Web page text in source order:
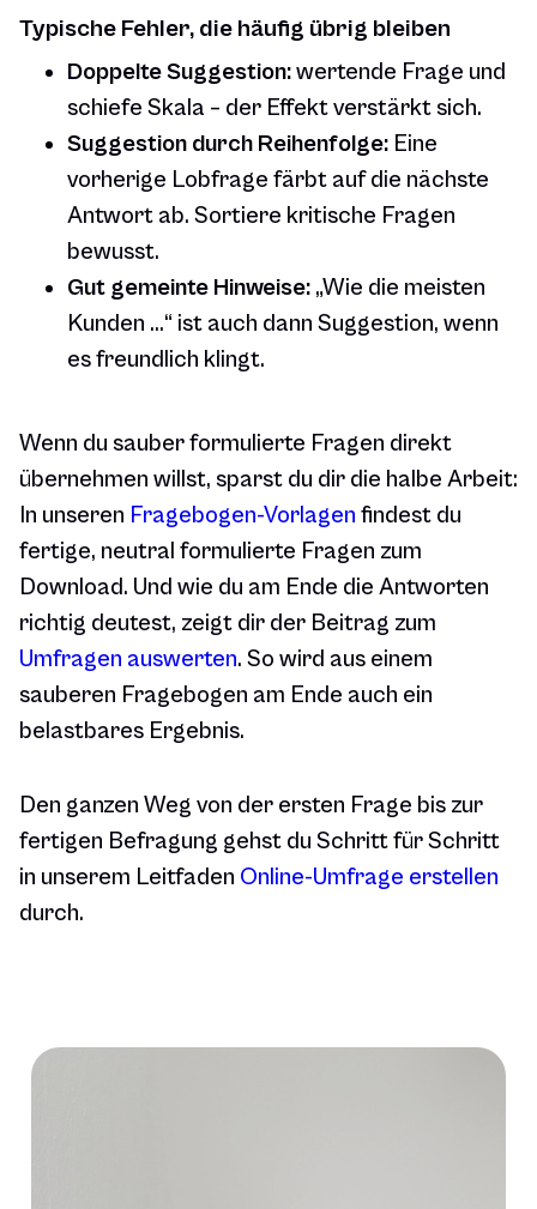
Typische Fehler, die häufig übrig bleiben
Doppelte Suggestion:wertende Frage und
schiefe Skala – der Effekt verstärkt sich.
Suggestion durch Reihenfolge: Eine
vorherige Lobfrage färbt auf die nächste
Antwort ab. Sortiere kritische Fragen
bewusst.
Gut gemeinte Hinweise: „Wie die meisten
Kunden …“ ist auch dann Suggestion, wenn
es freundlich klingt.
Wenn du sauber formulierte Fragen direkt
übernehmen willst, sparst du dir die halbe Arbeit:
In unseren Fragebogen-Vorlagen findest du
fertige, neutral formulierte Fragen zum
Download. Und wie du am Ende die Antworten
richtig deutest, zeigt dir der Beitrag zum
Umfragen auswerten. So wird aus einem
sauberen Fragebogen am Ende auch ein
belastbares Ergebnis.
Den ganzen Weg von der ersten Frage bis zur
fertigen Befragung gehst du Schritt für Schritt
in unserem Leitfaden Online-Umfrage erstellen
durch.